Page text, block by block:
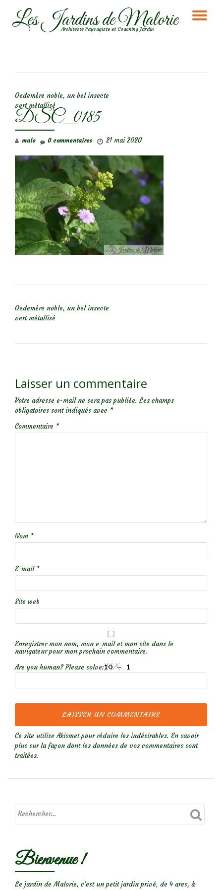
AllerLes Jardins de Malorie
Architecte Paysagiste et Coaching Jardin
Oedemère noble, un bel insecte
vert métallisé
DSC_0185
malo 21 mai 2020
0 commentaires
Oedemère noble, un bel insecte
vert métallisé
Laisser un commentaire
Votre adresse e-mail ne sera pas publiée. Les champs
obligatoires sont indiqués avec *
Commentaire *
Nom *
E-mail *
Site web
Enregistrer mon nom, mon e-mail et mon site dans le
navigateur pour mon prochain commentaire.
Are you human? Please solve:
Ce site utilise Akismet pour réduire les indésirables. En savoir
plus sur la façon dont les données de vos commentaires sont
traitées.
Bienvenue !
Le jardin de Malorie, c'est un petit jardin privé, de 4 ares, à